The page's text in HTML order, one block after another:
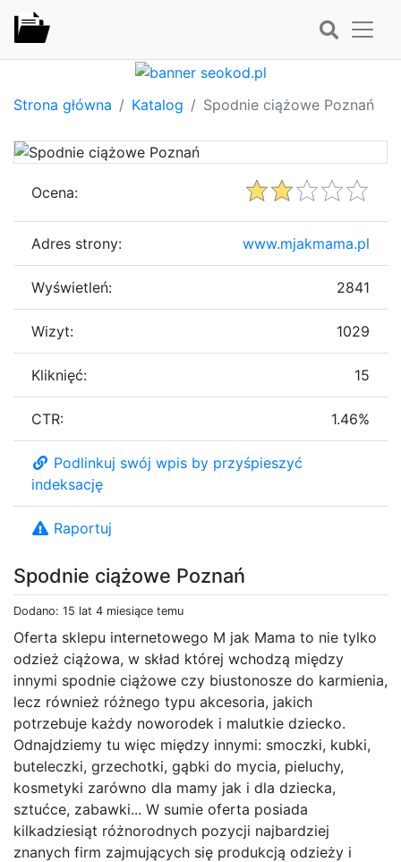
Strona główna Katalog Spodnie ciążowe Poznań
Spodnie ciążowe Poznań
Dodano: 15 lat 4 miesiące temu
Oferta sklepu internetowego M jak Mama to nie tylko
odzież ciążowa, w skład której wchodzą między
innymi spodnie ciążowe czy biustonosze do karmienia,
lecz również różnego typu akcesoria, jakich
potrzebuje każdy noworodek i malutkie dziecko.
Odnajdziemy tu więc między innymi: smoczki, kubki,
buteleczki, grzechotki, gąbki do mycia, pieluchy,
kosmetyki zarówno dla mamy jak i dla dziecka,
sztućce, zabawki... W sumie oferta posiada
kilkadziesiąt różnorodnych pozycji najbardziej
znanych firm zajmujących się produkcją odzieży i
Ocena:
Adres strony: www.mjakmama.pl
Wyświetleń: 2841
Wizyt: 1029
Kliknięć: 15
CTR: 1.46%
Podlinkuj swój wpis by przyśpieszyć
indeksację
Raportuj